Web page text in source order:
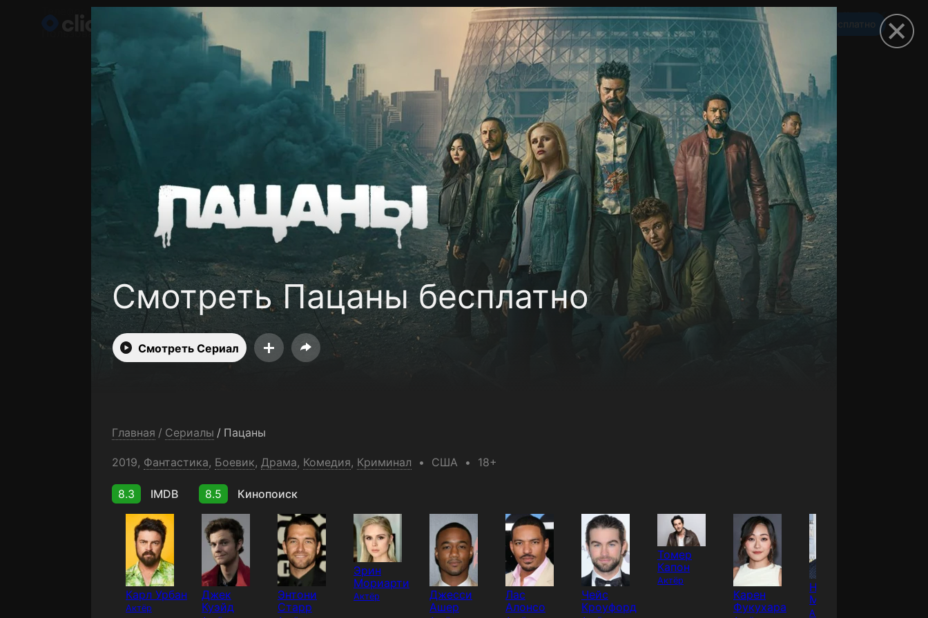
Смотреть 3650 дней бесплатно
Смотреть Пацаны бесплатно
Смотреть Сериал
Главная / Сериалы / Пацаны
2019, Фантастика, Боевик, Драма, Комедия, Криминал США 18+
8.3 IMDB 8.5 Кинопоиск
Карл Урбан
Актёр
Джек
Куэйд
Энтони
Старр
Эрин
Мориарти
Актёр
Джесси
Ашер
Лас
Алонсо
Чейс
Кроуфорд
Томер
Капон
Актёр
Карен
Фукухара
Нэйтан
Митчелл
Актёр
Телефон поддержки:+998 55 516 2111
Пользовательское соглашение
Политика конфиденциальности Открыть приложение Ввести промокод